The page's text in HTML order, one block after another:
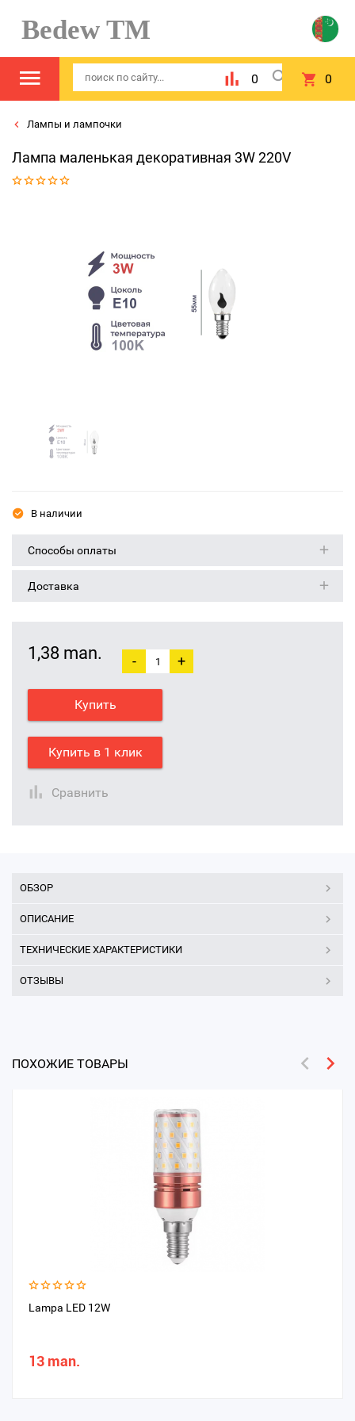
Bedew TM
0 0
Лампы и лампочки
Лампа маленькая декоративная 3W 220V
В наличии
Способы оплаты
Доставка
1,38 man. - +
Купить
Купить в 1 клик
Сравнить
ОБЗОР
ОПИСАНИЕ
ТЕХНИЧЕСКИЕ ХАРАКТЕРИСТИКИ
ОТЗЫВЫ
ПОХОЖИЕ ТОВАРЫ
Lampa LED 12W
13 man.